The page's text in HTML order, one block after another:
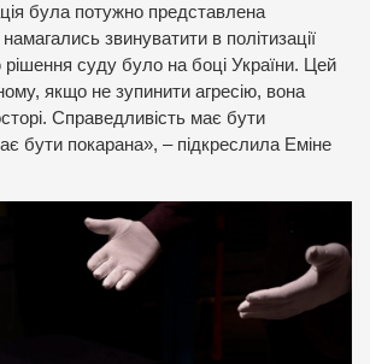
була потужно представлена
звинуватити в політизації
суду було на боці України. Цей
якщо не зупинити агресію, вона
Справедливість має бути
бути покарана», – підкреслила Еміне